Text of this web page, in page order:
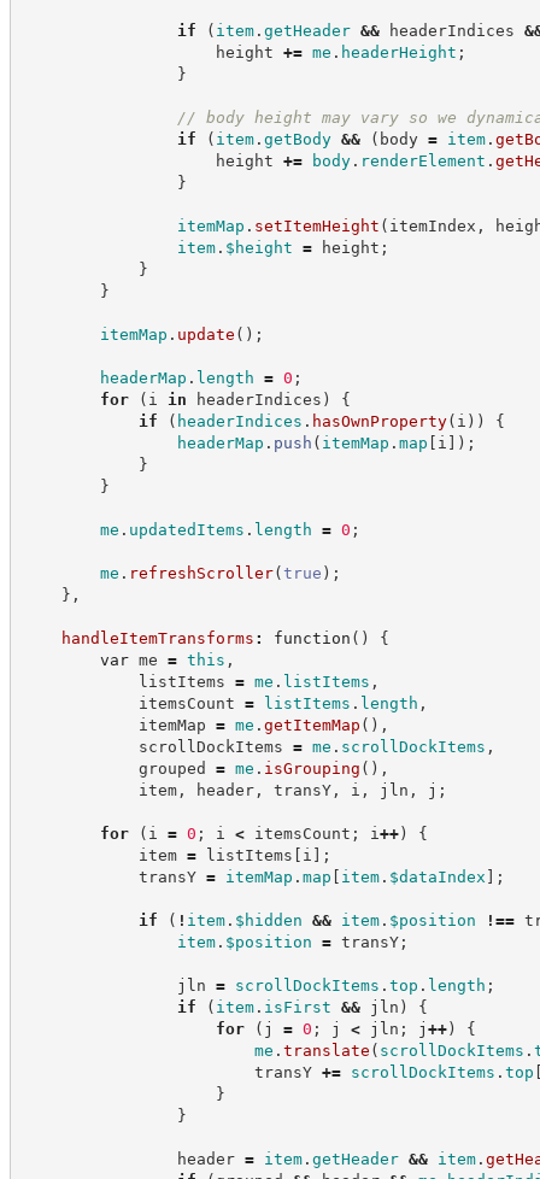
if ( item. getHeader && headerIndices
height += me . headerHeight ;
}
// body height may vary so we
if
( item. getBody && ( body = item.
height += body. renderElement .
}
itemMap . setItemHeight ( itemIndex ,
item. $height = height ;
}
}
itemMap . update ( ) ;
headerMap . length = 0 ;
for
( i in headerIndices )
{
if
( headerIndices . hasOwnProperty( i ) )
{
headerMap . push ( itemMap . map [ i ] ) ;
}
}
me . updatedItems . length = 0 ;
me . refreshScroller(true ) ;
} ,
handleItemTransforms : function ( )
{
var me = this ,
listItems = me . listItems ,
itemsCount = listItems . length ,
itemMap = me . getItemMap ( ) ,
scrollDockItems = me . scrollDockItems ,
grouped = me . isGrouping ( ) ,
item, header, transY, i , jln , j ;
for ( i = 0 ; i < itemsCount ; i ++)
{
item = listItems [ i ] ;
transY = itemMap . map [ item. $dataIndex ] ;
if ( ! item. $hidden && item. $position !==
item. $position = transY;
jln = scrollDockItems . top . length ;
if
( item. isFirst && jln )
{
for
( j = 0 ; j < jln ; j ++)
{
me . translate ( scrollDockItems .
transY += scrollDockItems . top
}
}
header = item. getHeader && item.